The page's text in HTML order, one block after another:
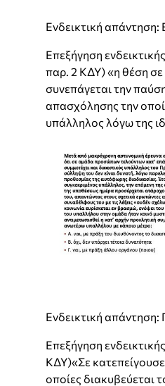
Ενδεικτική απάντηση:
Επεξήγηση
παρ. 2 ΚΔΥ) «η θέση σε
συνεπάγεται την
απασχόλησης την
υπάλληλος λόγω της
Ενδεικτική απάντηση:
Επεξήγηση
ΚΔΥ)«Σε
οποίες διακυβεύεται